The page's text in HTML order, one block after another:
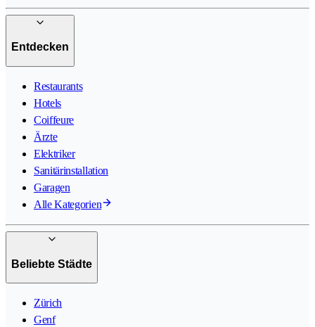
Entdecken
Restaurants
Hotels
Coiffeure
Ärzte
Elektriker
Sanitärinstallation
Garagen
Alle Kategorien
Beliebte Städte
Zürich
Genf